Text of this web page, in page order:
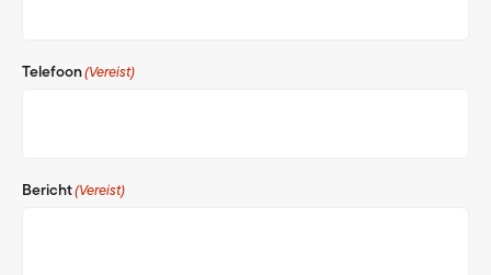
Telefoon(Vereist)
Bericht(Vereist)